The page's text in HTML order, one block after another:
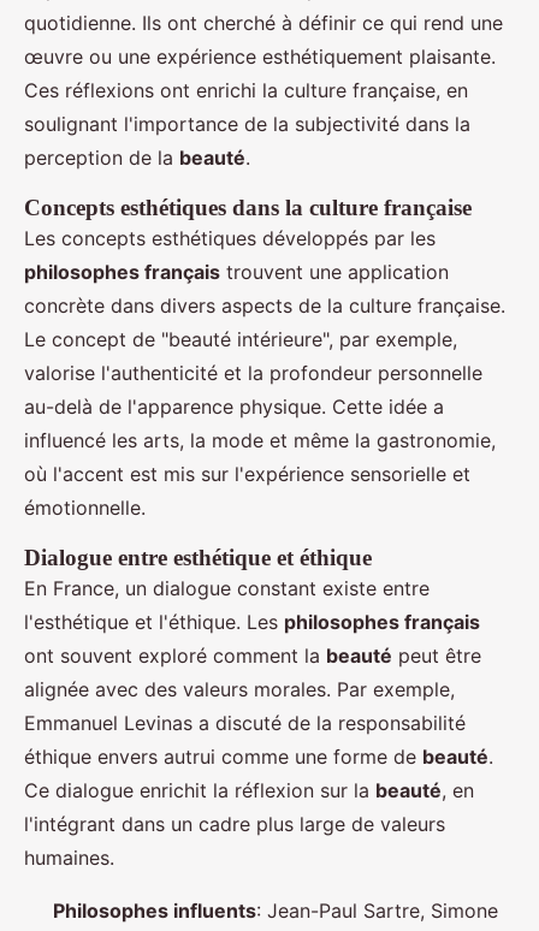
quotidienne. Ils ont cherché à définir ce qui rend une
œuvre ou une expérience esthétiquement plaisante.
Ces réflexions ont enrichi la culture française, en
soulignant l'importance de la subjectivité dans la
perception de la beauté.
Concepts esthétiques dans la culture française
Les concepts esthétiques développés par les
philosophes français trouvent une application
concrète dans divers aspects de la culture française.
Le concept de "beauté intérieure", par exemple,
valorise l'authenticité et la profondeur personnelle
au-delà de l'apparence physique. Cette idée a
influencé les arts, la mode et même la gastronomie,
où l'accent est mis sur l'expérience sensorielle et
émotionnelle.
Dialogue entre esthétique et éthique
En France, un dialogue constant existe entre
l'esthétique et l'éthique. Les philosophes français
ont souvent exploré comment la beauté peut être
alignée avec des valeurs morales. Par exemple,
Emmanuel Levinas a discuté de la responsabilité
éthique envers autrui comme une forme de beauté.
Ce dialogue enrichit la réflexion sur la beauté, en
l'intégrant dans un cadre plus large de valeurs
humaines.
Philosophes influents: Jean-Paul Sartre, Simone